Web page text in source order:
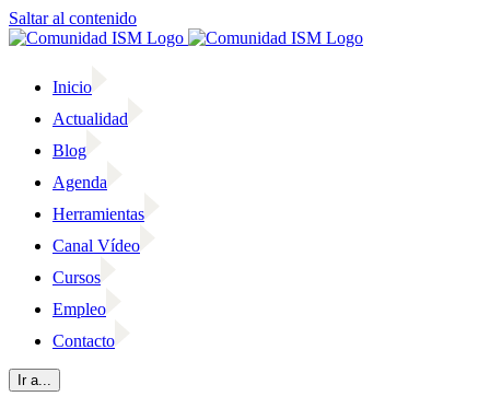
Saltar al contenido
Inicio
Actualidad
Blog
Agenda
Herramientas
Canal Vídeo
Cursos
Empleo
Contacto
Ir a...